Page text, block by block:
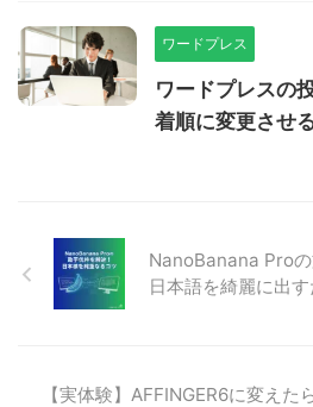
ワードプレス
ワードプレスの
着順に変更させ
NanoBanana Pro
日本語を綺麗に出
【実体験】AFFINGER6に変えた